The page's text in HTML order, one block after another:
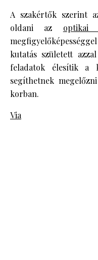
A szakértők szerint
oldani az optikai
kutatás született
feladatok élesítik a
segíthetnek
korban.
Via